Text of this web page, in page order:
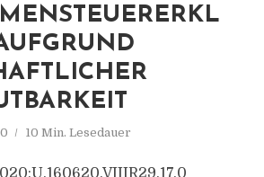
10 Min. Lesedauer